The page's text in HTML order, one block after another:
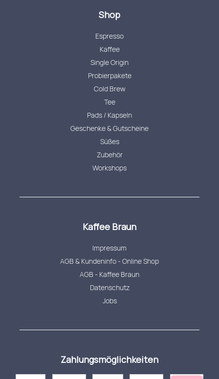
Shop
Espresso
Kaffee
Single Origin
Probierpakete
Cold Brew
Tee
Pads / Kapseln
Geschenke & Gutscheine
Süßes
Zubehör
Workshops
Kaffee Braun
Impressum
AGB & Kundeninfo - Online Shop
AGB - Kaffee Braun
Datenschutz
Jobs
Zahlungsmöglichkeiten